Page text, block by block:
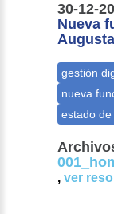
30-12-
Nueva
Augusta
,ver